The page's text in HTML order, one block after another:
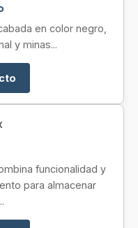
en color negro,
y minas...
funcionalidad y
para almacenar